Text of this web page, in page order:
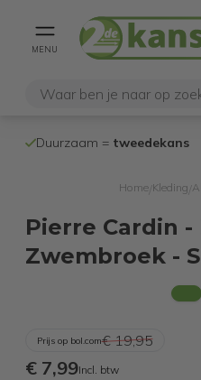
MENU
Duurzaam = tweedekans
Home/ Kleding
Pierre Cardin -
Zwembroek -
Prijs op bol.com€ 19,95
€ 7,99Incl. btw